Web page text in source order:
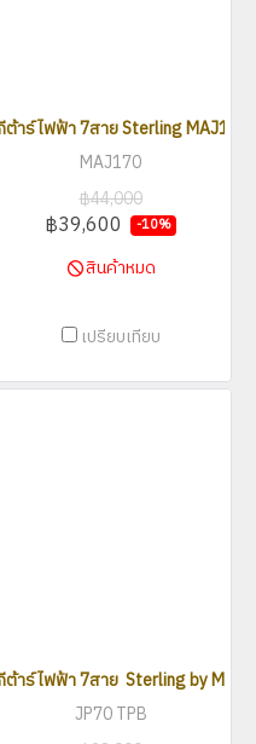
AX3
ต้าร์ไฟฟ้า 7สาย Sterling MAJ170
MAJ170
฿44,000
฿39,600 -10%
สินค้าหมด
เปรียบเทียบ
ต้าร์ไฟฟ้า 7สาย Sterling by
JP70 TPB